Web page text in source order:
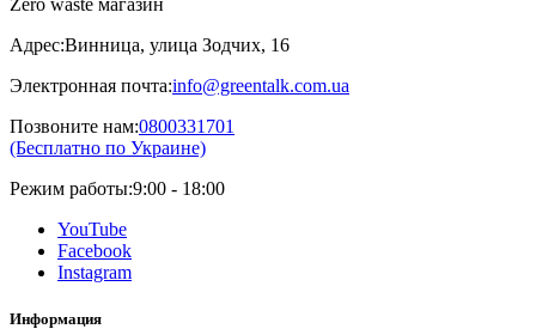
Адрес:Винница, улица Зодчих, 16
Электронная почта:info@greentalk.com.ua
Позвоните нам:0800331701
(Бесплатно по Украине)
Режим работы:9:00 - 18:00
YouTube
Facebook
Instagram
Информация